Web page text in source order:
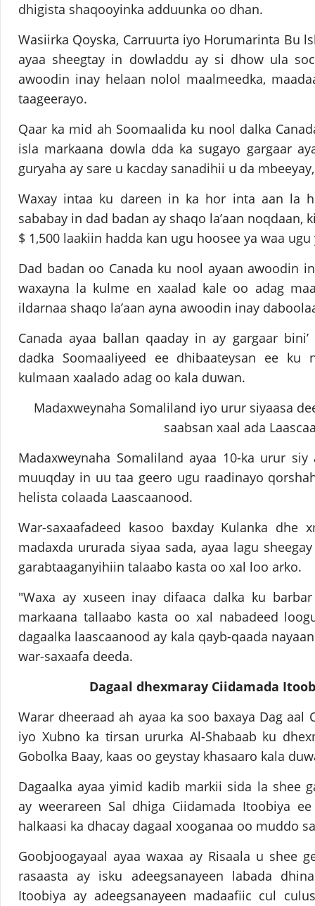
dhigista shaqooyinka adduunka oo dhan.
Wasiirka Qoyska, Carruurta iyo Horumarinta Bu
ayaa sheegtay in dowladdu ay si dhow ula
awoodin inay helaan nolol maalmeedka,
taageerayo.
Qaar ka mid ah Soomaalida ku nool dalka
isla markaana dowla dda ka sugayo gargaar
guryaha ay sare u kacday sanadihii u da
Waxay intaa ku dareen in ka hor inta aan la
sababay in dad badan ay shaqo la’aan noqdaan,
$ 1,500 laakiin hadda kan ugu hoosee ya waa ugu
Dad badan oo Canada ku nool ayaan awoodin
waxayna la kulme en xaalad kale oo adag
ildarnaa shaqo la’aan ayna awoodin inay
Canada ayaa ballan qaaday in ay gargaar
dadka Soomaaliyeed ee dhibaateysan ee
kulmaan xaalado adag oo kala duwan.
Madaxweynaha Somaliland iyo urur siyaasa
saabsan xaal ada
Madaxweynaha Somaliland ayaa 10-ka urur
muuqday in uu taa geero ugu raadinayo
helista colaada Laascaanood.
War-saxaafadeed kasoo baxday Kulanka dhe
madaxda ururada siyaa sada, ayaa lagu
garabtaaganyihiin talaabo kasta oo xal loo arko.
"Waxa ay xuseen inay difaaca dalka ku
markaana tallaabo kasta oo xal nabadeed
dagaalka laascaanood ay kala qayb-qaada
war-saxaafa deeda.
Dagaal dhexmaray Ciidamada
Warar dheeraad ah ayaa ka soo baxaya Dag aal
iyo Xubno ka tirsan ururka Al-Shabaab ku
Gobolka Baay, kaas oo geystay khasaaro kala
Dagaalka ayaa yimid kadib markii sida la shee
ay weerareen Sal dhiga Ciidamada Itoobiya
halkaasi ka dhacay dagaal xooganaa oo muddo
Goobjoogayaal ayaa waxaa ay Risaala u shee
rasaasta ay isku adeegsanayeen labada
Itoobiya ay adeegsanayeen madaafiic cul